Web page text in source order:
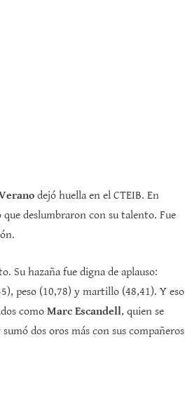
dejó huella en el CTEIB. En
deslumbraron con su talento. Fue
Su hazaña fue digna de aplauso:
peso (10,78) y martillo (48,41). Y eso
como Marc Escandell, quien se
dos oros más con sus compañeros